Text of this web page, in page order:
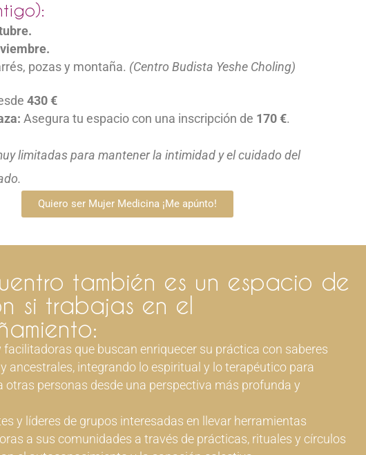
pozas y montaña. (Centro Budista Yeshe Choling)
430 €
Asegura tu espacio con una inscripción de 170 €.
limitadas para mantener la intimidad y el cuidado del
Quiero ser Mujer Medicina ¡Me apúnto!
también es un espacio de
si trabajas en el
facilitadoras que buscan enriquecer su práctica con saberes
ancestrales, integrando lo espiritual y lo terapéutico para
otras personas desde una perspectiva más profunda y
y líderes de grupos interesadas en llevar herramientas
a sus comunidades a través de prácticas, rituales y círculos